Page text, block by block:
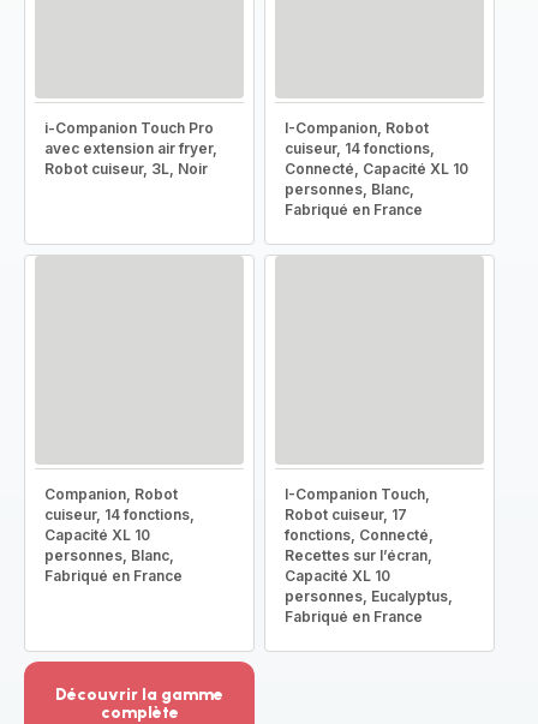
i-Companion Touch Pro
avec extension air fryer,
Robot cuiseur, 3L, Noir
I-Companion, Robot
cuiseur, 14 fonctions,
Connecté, Capacité XL 10
personnes, Blanc,
Fabriqué en France
Companion, Robot
cuiseur, 14 fonctions,
Capacité XL 10
personnes, Blanc,
Fabriqué en France
I-Companion Touch,
Robot cuiseur, 17
fonctions, Connecté,
Recettes sur l’écran,
Capacité XL 10
personnes, Eucalyptus,
Fabriqué en France
Découvrir la gamme
complète